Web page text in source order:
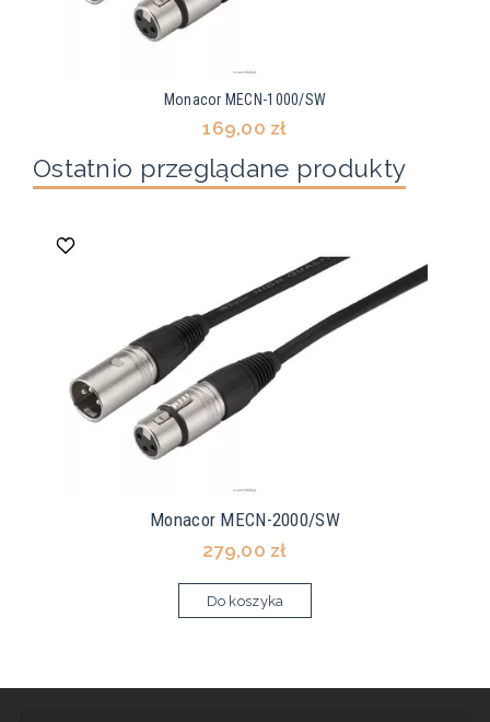
Monacor MECN-1000/SW
169,00 zł
Ostatnio przeglądane produkty
Monacor MECN-2000/SW
279,00 zł
Do koszyka